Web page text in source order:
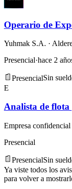
Operario de
Yuhmak S.A. ·
Presencial·hace 2
PresencialSin
E
Analista de
Empresa confidencial
Presencial
PresencialSin
Ya viste todos los
para volver a